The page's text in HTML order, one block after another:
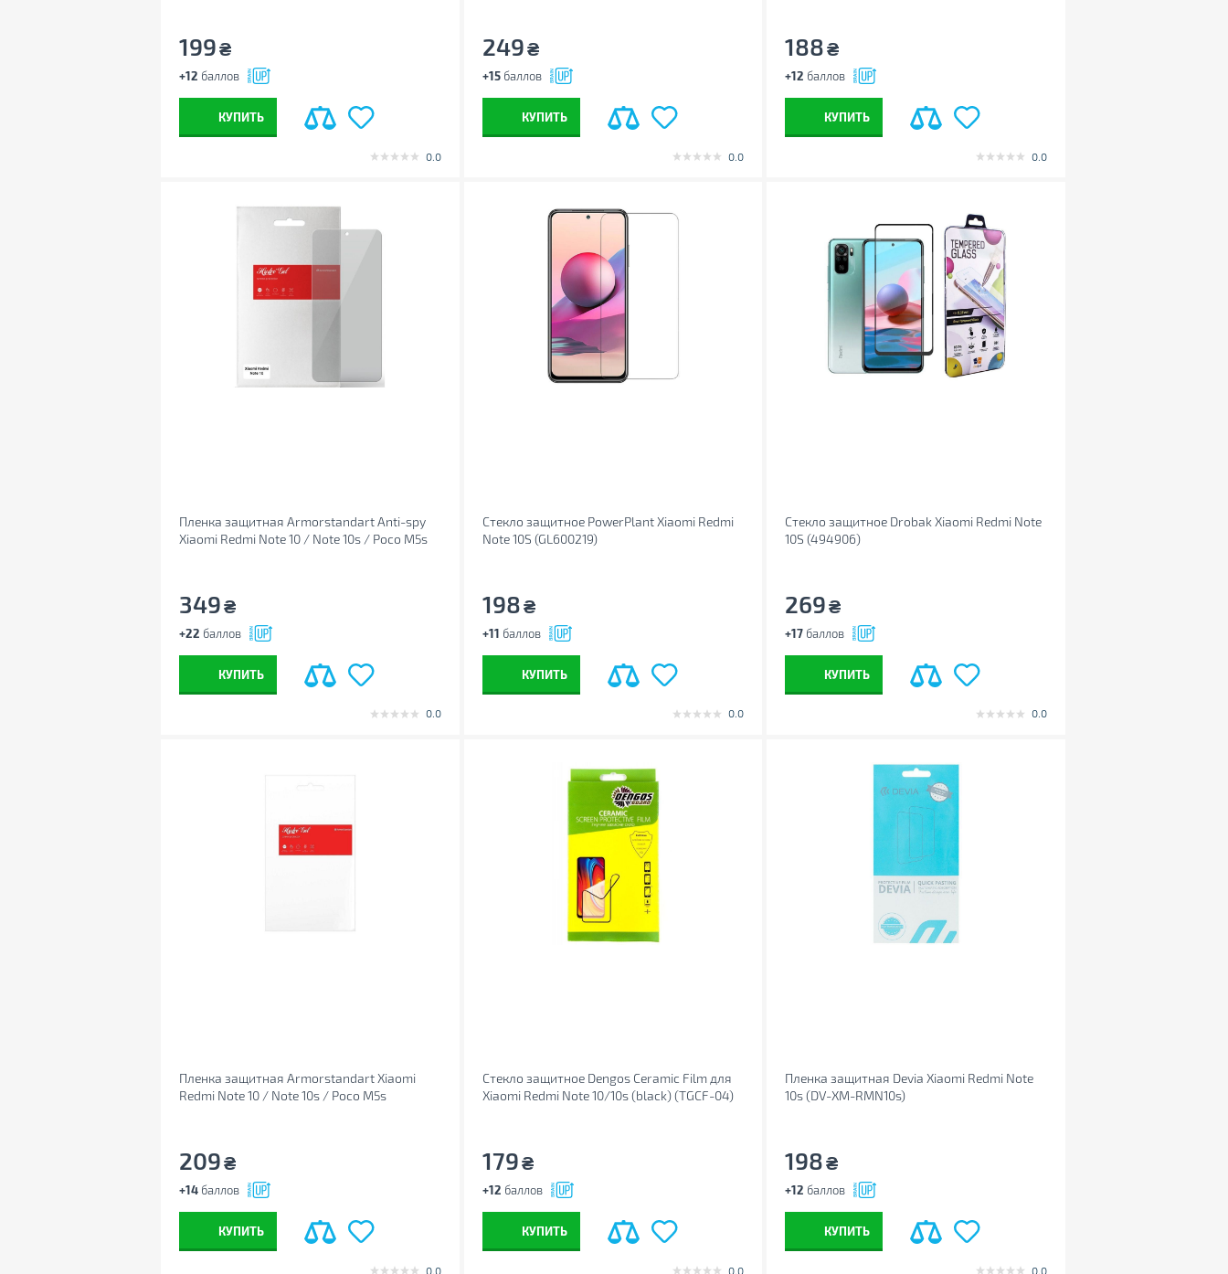
199₴
+12 баллов
КУПИТЬ
0.0
249₴
+15баллов
КУПИТЬ
0.0
188₴
+12 баллов
КУПИТЬ
0.0
Пленка защитная Armorstandart Anti-spy
Xiaomi Redmi Note 10 / Note 10s / Poco M5s
349₴
+22 баллов
КУПИТЬ
0.0
Стекло защитное PowerPlant Xiaomi Redmi
Note 10S (GL600219)
198₴
+11 баллов
КУПИТЬ
0.0
Стекло защитное Drobak Xiaomi Redmi Note
10S (494906)
269₴
+17 баллов
КУПИТЬ
0.0
Пленка защитная Armorstandart Xiaomi
Redmi Note 10 / Note 10s / Poco M5s
209₴
+14 баллов
КУПИТЬ
0.0
Стекло защитное Dengos Ceramic Film для
Xiaomi Redmi Note 10/10s (black) (TGCF-04)
179₴
+12 баллов
КУПИТЬ
0.0
Пленка защитная Devia Xiaomi Redmi Note
10s (DV-XM-RMN10s)
198₴
+12 баллов
КУПИТЬ
0.0